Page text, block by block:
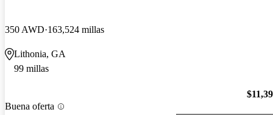
350 AWD 163,524 millas
Lithonia, GA
99 millas
Buena oferta